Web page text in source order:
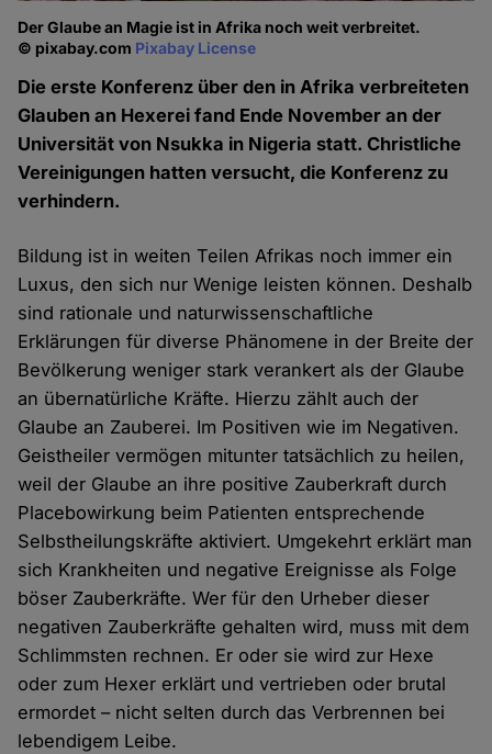
Der Glaube an Magie ist in Afrika noch weit verbreitet.
© pixabay.com Pixabay License
Die erste Konferenz über den in Afrika verbreiteten
Glauben an Hexerei fand Ende November an der
Universität von Nsukka in Nigeria statt. Christliche
Vereinigungen hatten versucht, die Konferenz zu
verhindern.
Bildung ist in weiten Teilen Afrikas noch immer ein
Luxus, den sich nur Wenige leisten können. Deshalb
sind rationale und naturwissenschaftliche
Erklärungen für diverse Phänomene in der Breite der
Bevölkerung weniger stark verankert als der Glaube
an übernatürliche Kräfte. Hierzu zählt auch der
Glaube an Zauberei. Im Positiven wie im Negativen.
Geistheiler vermögen mitunter tatsächlich zu heilen,
weil der Glaube an ihre positive Zauberkraft durch
Placebowirkung beim Patienten entsprechende
Selbstheilungskräfte aktiviert. Umgekehrt erklärt man
sich Krankheiten und negative Ereignisse als Folge
böser Zauberkräfte. Wer für den Urheber dieser
negativen Zauberkräfte gehalten wird, muss mit dem
Schlimmsten rechnen. Er oder sie wird zur Hexe
oder zum Hexer erklärt und vertrieben oder brutal
ermordet – nicht selten durch das Verbrennen bei
lebendigem Leibe.